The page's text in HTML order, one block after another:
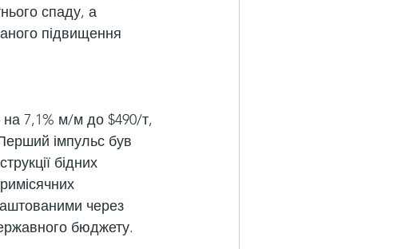
спаду, а
підвищення
на 7,1% м/м до $490/т,
імпульс був
бідних
через
бюджету.